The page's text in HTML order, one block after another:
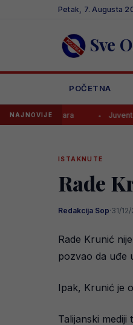
Petak, 7. Augusta
Sve
POČETNA
NAJNOVIJE Juventus odbio
ISTAKNUTE
Rade
Redakcija Sop·31/
Rade Krunić
pozvao da uđe
Ipak, Krunić je
Talijanski